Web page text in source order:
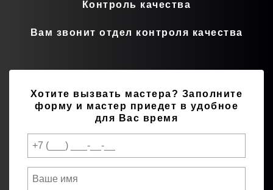
Контроль качества
Вам звонит отдел контроля качества
Хотите вызвать мастера? Заполните
форму и мастер приедет в удобное
для Вас время